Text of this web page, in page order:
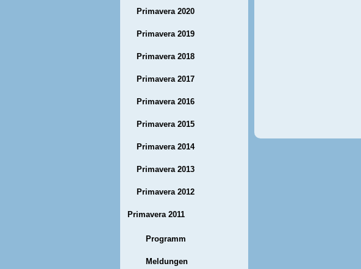
Primavera 2020
Primavera 2019
Primavera 2018
Primavera 2017
Primavera 2016
Primavera 2015
Primavera 2014
Primavera 2013
Primavera 2012
Primavera 2011
Programm
Meldungen